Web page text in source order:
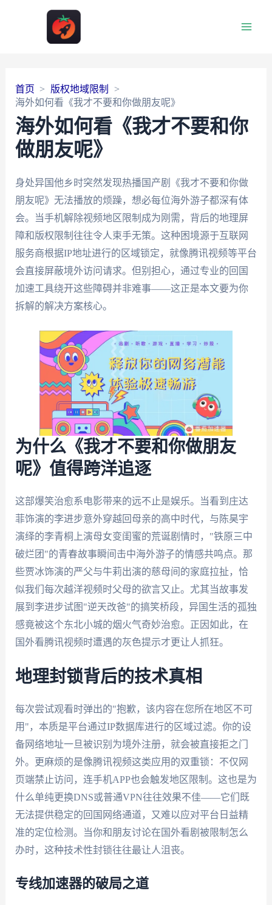
首页
版权地域限制
海外如何看《我才不要和你做朋友呢》
海外如何看《我才不要和你
做朋友呢》
身处异国他乡时突然发现热播国产剧《我才不要和你做
朋友呢》无法播放的烦躁，想必每位海外游子都深有体
会。当手机解除视频地区限制成为刚需，背后的地理屏
障和版权限制往往令人束手无策。这种困境源于互联网
服务商根据IP地址进行的区域锁定，就像腾讯视频等平台
会直接屏蔽境外访问请求。但别担心，通过专业的回国
加速工具绕开这些障碍并非难事——这正是本文要为你
拆解的解决方案核心。
为什么《我才不要和你做朋友
呢》值得跨洋追逐
这部爆笑治愈系电影带来的远不止是娱乐。当看到庄达
菲饰演的李进步意外穿越回母亲的高中时代，与陈昊宇
演绎的李青桐上演母女变闺蜜的荒诞剧情时，"铁原三中
破烂团"的青春故事瞬间击中海外游子的情感共鸣点。那
些贾冰饰演的严父与牛莉出演的慈母间的家庭拉扯，恰
似我们每次越洋视频时父母的欲言又止。尤其当故事发
展到李进步试图"逆天改爸"的搞笑桥段，异国生活的孤独
感竟被这个东北小城的烟火气奇妙治愈。正因如此，在
国外看腾讯视频时遭遇的灰色提示才更让人抓狂。
地理封锁背后的技术真相
每次尝试观看时弹出的"抱歉，该内容在您所在地区不可
用"，本质是平台通过IP数据库进行的区域过滤。你的设
备网络地址一旦被识别为境外注册，就会被直接拒之门
外。更麻烦的是像腾讯视频这类应用的双重锁：不仅网
页端禁止访问，连手机APP也会触发地区限制。这也是为
什么单纯更换DNS或普通VPN往往效果不佳——它们既
无法提供稳定的回国网络通道，又难以应对平台日益精
准的定位检测。当你和朋友讨论在国外看剧被限制怎么
办时，这种技术性封锁往往最让人沮丧。
专线加速器的破局之道